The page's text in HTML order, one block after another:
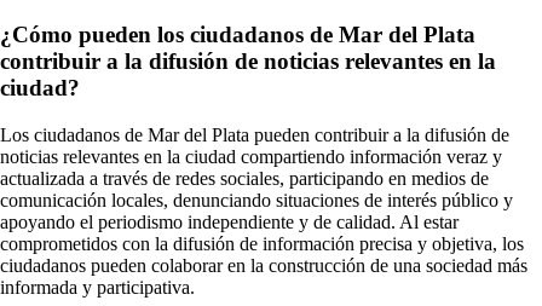
¿Cómo pueden los ciudadanos de Mar del Plata
contribuir a la difusión de noticias relevantes en la
ciudad?
Los ciudadanos de Mar del Plata pueden contribuir a la difusión de
noticias relevantes en la ciudad compartiendo información veraz y
actualizada a través de redes sociales, participando en medios de
comunicación locales, denunciando situaciones de interés público y
apoyando el periodismo independiente y de calidad. Al estar
comprometidos con la difusión de información precisa y objetiva, los
ciudadanos pueden colaborar en la construcción de una sociedad más
informada y participativa.